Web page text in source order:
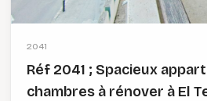
2041
Réf 2041 ; Spacieux
chambres à rénover à El